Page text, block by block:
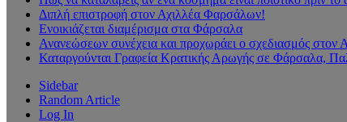
Διπλή επιστροφή στον Αχιλλέα Φαρσάλων!
Ενοικιάζεται διαμέρισμα στα Φάρσαλα
Ανανεώσεων συνέχεια και προχωράει ο σχεδιασμός
Καταργούνται Γραφεία Κρατικής Αρωγής σε Φάρσαλα,
Sidebar
Random Article
Log In